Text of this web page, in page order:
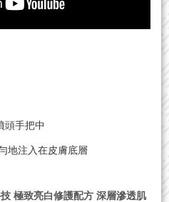
頭手把中
地注入在皮膚底層
極致亮白修護配方 深層滲透肌